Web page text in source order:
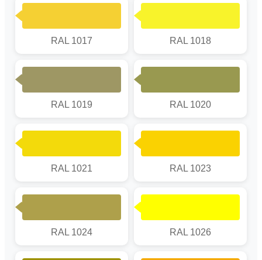
RAL 1017 RAL 1018
RAL 1019 RAL 1020
RAL 1021 RAL 1023
RAL 1024 RAL 1026